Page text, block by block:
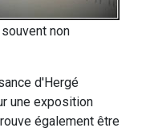
non
d'Hergé
une exposition
également être